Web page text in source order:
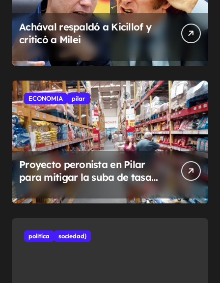
Achával respaldó a Kicillof y
criticó a Milei
ECONOMIA pilar
Proyecto peronista en Pilar
para mitigar la suba de tasas
municipales
politíca sociedad}